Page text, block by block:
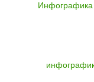
Инфографика